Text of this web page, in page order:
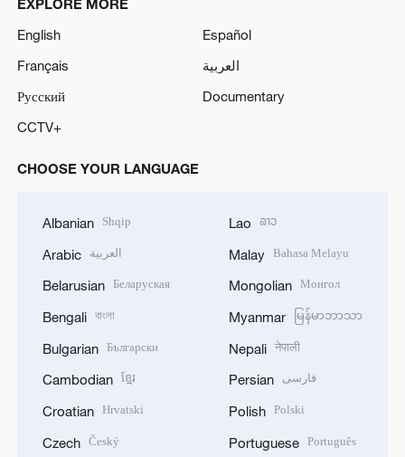
EXPLORE MORE
English
Español
Français
العربية
Русский
Documentary
CCTV+
CHOOSE YOUR LANGUAGE
Albanian Shqip
Arabic العربية
Belarusian Беларуская
Bengali বাংলা
Bulgarian Български
Cambodian ខ្មែរ
Croatian Hrvatski
Czech Český
Lao ລາວ
Malay Bahasa Melayu
Mongolian Монгол
Myanmar မြန်မာဘာသာ
Nepali नेपाली
Persian فارسی
Polish Polski
Portuguese Português